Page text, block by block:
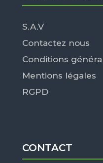
S.A.V
Contactez nous
Conditions
Mentions légales
RGPD
CONTACT